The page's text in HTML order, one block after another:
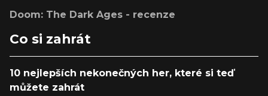
Doom: The Dark Ages - recenze
Co si zahrát
10 nejlepších nekonečných her, které si teď
můžete zahrát